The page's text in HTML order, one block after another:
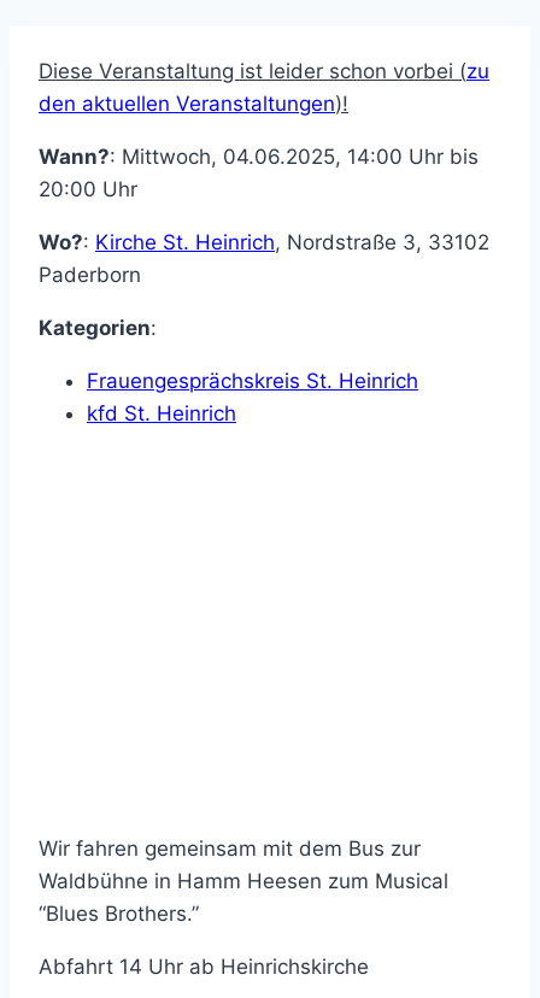
Diese Veranstaltung ist leider schon vorbei (zu
den aktuellen Veranstaltungen)!
Wann?: Mittwoch, 04.06.2025, 14:00 Uhr bis
20:00 Uhr
Wo?: Kirche St. Heinrich, Nordstraße 3, 33102
Paderborn
Kategorien:
Frauengesprächskreis St. Heinrich
kfd St. Heinrich
Wir fahren gemeinsam mit dem Bus zur
Waldbühne in Hamm Heesen zum Musical
“Blues Brothers.”
Abfahrt 14 Uhr ab Heinrichskirche